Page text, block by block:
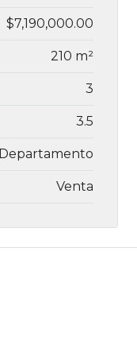
$7,190,000.00
210 m²
3
3.5
Departamento
Venta